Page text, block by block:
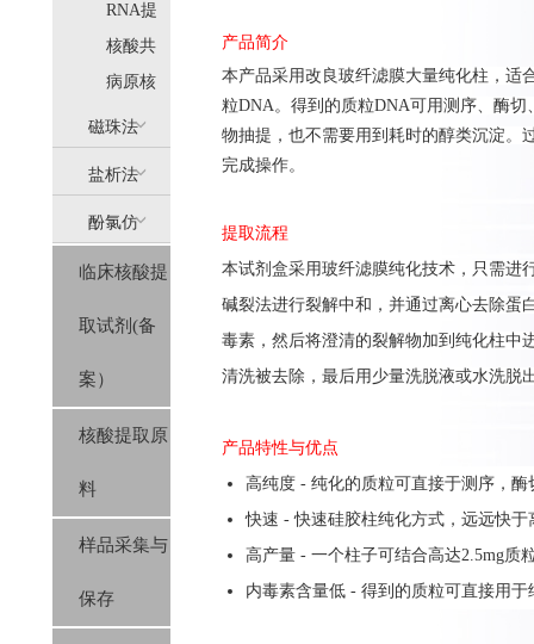
取
RNA提
取
核酸共
提
(AllPure)
病原核
酸提取
磁珠法
(MagPure)
盐析法
(SolPure)
酚氯仿
(Trizol系
列）
临床核酸提
取试剂(备
案）
核酸提取原
料
样品采集与
保存
产品简介
本产品采用改良玻纤滤膜大量纯化柱， 适
粒DNA。 得到的质粒DNA可用测序、酶切
物抽提，也不需要用到耗时的醇类沉淀。
完成操作。
提取流程
本试剂盒采用玻纤滤膜纯化技术，只需进
碱裂法进行裂解中和， 并通过离心去除蛋
毒素， 然后将澄清的裂解物加到 纯化柱中
清洗被去除 ， 最后用少量洗脱液或水洗脱
产品特性与优点
高纯度 - 纯化的质粒可直接于测序，酶
快速 - 快速硅胶柱纯化方式，远远快于
高产量 - 一个柱子可结合高达2.5mg质
内毒素含量低 - 得到的质粒可直接用